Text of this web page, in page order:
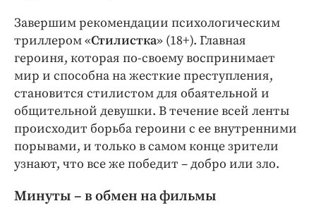
Завершим рекомендации психологическим
триллером «Стилистка» (18+). Главная
героиня, которая по-своему воспринимает
мир и способна на жесткие преступления,
становится стилистом для обаятельной и
общительной девушки. В течение всей ленты
происходит борьба героини с ее внутренними
порывами, и только в самом конце зрители
узнают, что все же победит – добро или зло.
Минуты – в обмен на фильмы